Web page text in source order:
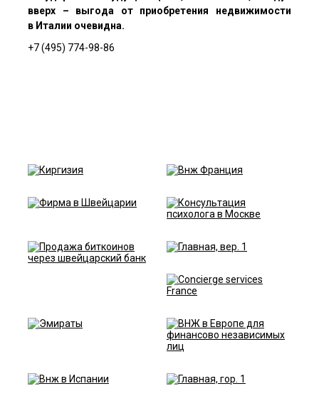
вверх – выгода от приобретения недвижимости
в Италии очевидна.
+7 (495) 774-98-86